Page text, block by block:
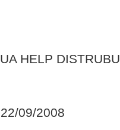
HELP
09/2008